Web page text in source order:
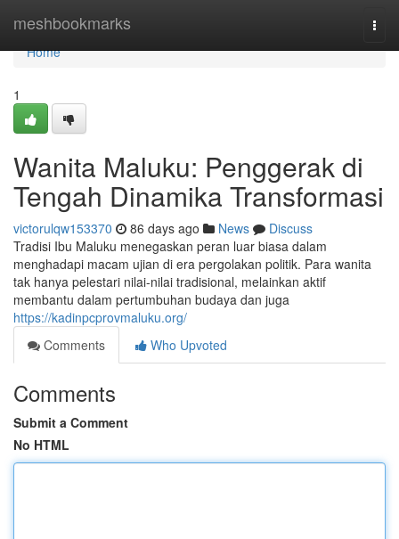
meshbookmarks
Home
Home
1
Wanita Maluku: Penggerak di
Tengah Dinamika Transformasi
victorulqw153370 86 days ago News
Discuss
Tradisi Ibu Maluku menegaskan peran luar biasa dalam
menghadapi macam ujian di era pergolakan politik. Para wanita
tak hanya pelestari nilai-nilai tradisional, melainkan aktif
membantu dalam pertumbuhan budaya dan juga
https://kadinpcprovmaluku.org/
Comments
Who Upvoted
Comments
Submit a Comment
No HTML